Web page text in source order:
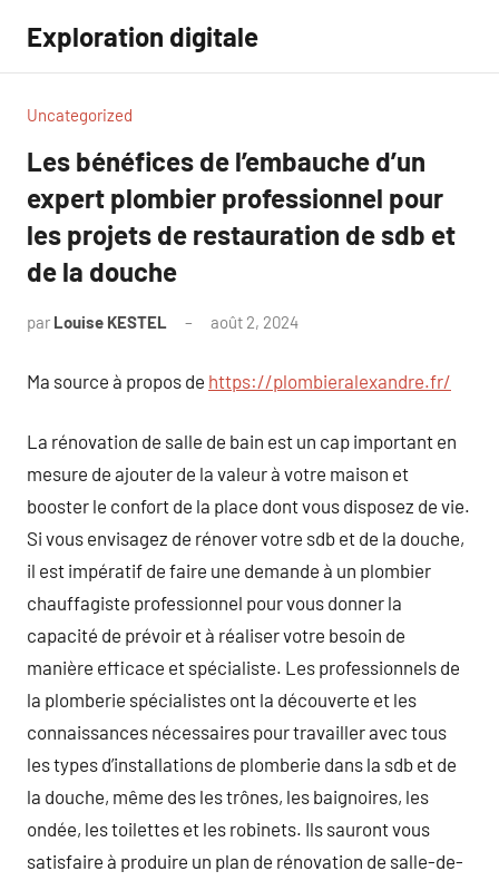
contenu
Exploration digitale
Uncategorized
Les bénéfices de l’embauche d’un
expert plombier professionnel pour
les projets de restauration de sdb et
de la douche
par Louise KESTEL août 2, 2024
Ma source à propos de https://plombieralexandre.fr/
La rénovation de salle de bain est un cap important en
mesure de ajouter de la valeur à votre maison et
booster le confort de la place dont vous disposez de vie.
Si vous envisagez de rénover votre sdb et de la douche,
il est impératif de faire une demande à un plombier
chauffagiste professionnel pour vous donner la
capacité de prévoir et à réaliser votre besoin de
manière efficace et spécialiste. Les professionnels de
la plomberie spécialistes ont la découverte et les
connaissances nécessaires pour travailler avec tous
les types d’installations de plomberie dans la sdb et de
la douche, même des les trônes, les baignoires, les
ondée, les toilettes et les robinets. Ils sauront vous
satisfaire à produire un plan de rénovation de salle-de-